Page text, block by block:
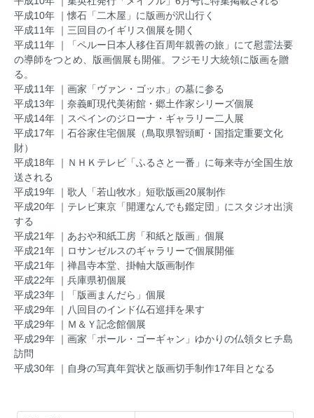
平成10年 ｜懐石「二木屋」に版画が沢山行く
平成11年 ｜三回目のイギリス個展を開く
平成11年 ｜「ペルー日本人移住百周年親善の旅」にて慰霊法要
の導師をつとめ、版画個展も開催。フジモリ大統領に版画を贈
る。
平成11年 ｜画家「ヴァン・ゴッホ」の墓に参る
平成13年 ｜奈義町現代美術館・郷土作家シリーズ個展
平成14年 ｜スペインのジローナ・ギャラリー二人展
平成17年 ｜石谷家住宅個展（鳥取県智頭町・国指定重要文化
財）
平成18年 ｜ＮＨＫテレビ「ふるさと一番」に毎来寺が全国生放
送される
平成19年 ｜歌人「若山牧水」短歌版画20展制作
平成20年 ｜テレビ東京「開運なんでも鑑定団」にスタジオ出演
する
平成21年 ｜あおや和紙工房「和紙と版画」個展
平成21年 ｜ロサンゼルスのギャラリーで個展開催
平成21年 ｜禅昌寺本堂、掛軸大版画制作
平成22年 ｜兵庫県初個展
平成23年 ｜「版画まんだら」個展
平成29年 ｜八回目のインド仏石巡拝を果す
平成29年 ｜Ｍ＆Ｙ記念館個展
平成29年 ｜画家「ポール・ゴーギャン」ゆかりの仏領タヒチ島
訪問
平成30年 ｜自身の写真年賀状と版画切手制作17年目となる